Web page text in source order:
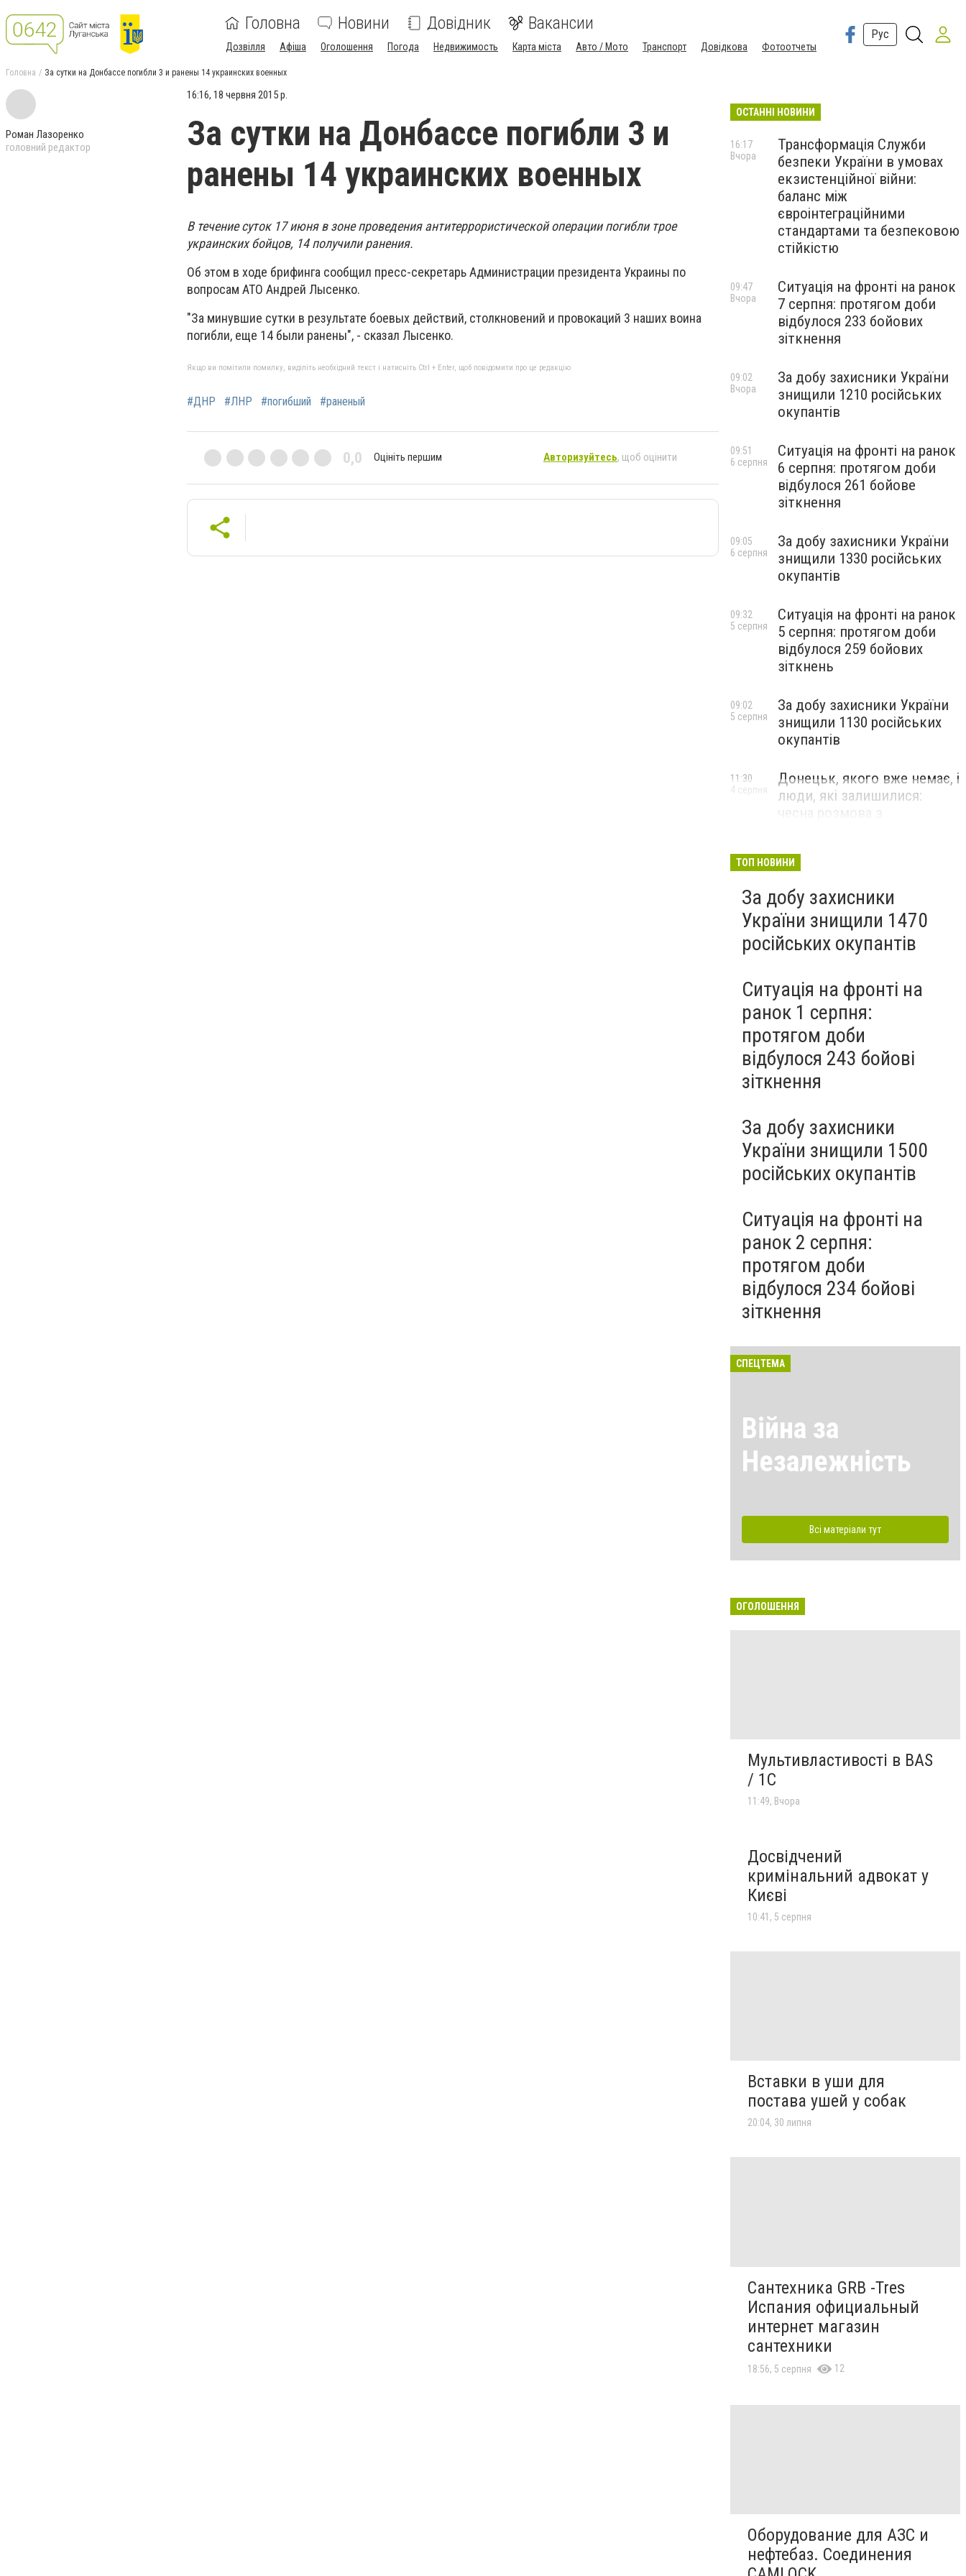
Головна Новини Довідник Вакансии
Дозвілля Афіша Оголошення Погода Недвижимость Карта міста Авто / Мото Транспорт Довідкова Фотоотчеты
Рус
Головна За сутки на Донбассе погибли 3 и ранены 14 украинских военных
Роман Лазоренко
головний редактор
16:16, 18 червня 2015 р.
За сутки на Донбассе погибли 3 и
ранены 14 украинских военных
В течение суток 17 июня в зоне проведения антитеррористической операции погибли трое
украинских бойцов, 14 получили ранения.
Об этом в ходе брифинга сообщил пресс-секретарь Администрации президента Украины по
вопросам АТО Андрей Лысенко.
"За минувшие сутки в результате боевых действий, столкновений и провокаций 3 наших воина
погибли, еще 14 были ранены", - сказал Лысенко.
Якщо ви помітили помилку, виділіть необхідний текст і натисніть Ctrl + Enter, щоб повідомити про це редакцію
#ДНР #ЛНР #погибший #раненый
0,0 Оцініть першим Авторизуйтесь, щоб оцінити
ОСТАННІ НОВИНИ
Трансформація Служби
безпеки України в умовах
екзистенційної війни:
баланс між
євроінтеграційними
стандартами та безпековою
стійкістю
16:17
Вчора
Ситуація на фронті на ранок
7 серпня: протягом доби
відбулося 233 бойових
зіткнення
09:47
Вчора
За добу захисники України
знищили 1210 російських
окупантів
09:02
Вчора
Ситуація на фронті на ранок
6 серпня: протягом доби
відбулося 261 бойове
зіткнення
09:51
6 серпня
За добу захисники України
знищили 1330 російських
окупантів
09:05
6 серпня
Ситуація на фронті на ранок
5 серпня: протягом доби
відбулося 259 бойових
зіткнень
09:32
5 серпня
За добу захисники України
знищили 1130 російських
окупантів
09:02
5 серпня
Донецьк, якого вже немає, і
люди, які залишилися:
11:30
4 серпня
ТОП НОВИНИ
За добу захисники
України знищили 1470
російських окупантів
Ситуація на фронті на
ранок 1 серпня:
протягом доби
відбулося 243 бойові
зіткнення
За добу захисники
України знищили 1500
російських окупантів
Ситуація на фронті на
ранок 2 серпня:
протягом доби
відбулося 234 бойові
зіткнення
СПЕЦТЕМА
Війна за
Незалежність
Всі матеріали тут
ОГОЛОШЕННЯ
Мультивластивості в BAS
/ 1C
11:49, Вчора
Досвідчений
кримінальний адвокат у
Києві
10:41, 5 серпня
Вставки в уши для
постава ушей у собак
20:04, 30 липня
Сантехника GRB -Tres
Испания официальный
интернет магазин
сантехники
18:56, 5 серпня 12
Оборудование для АЗС и
нефтебаз. Соединения